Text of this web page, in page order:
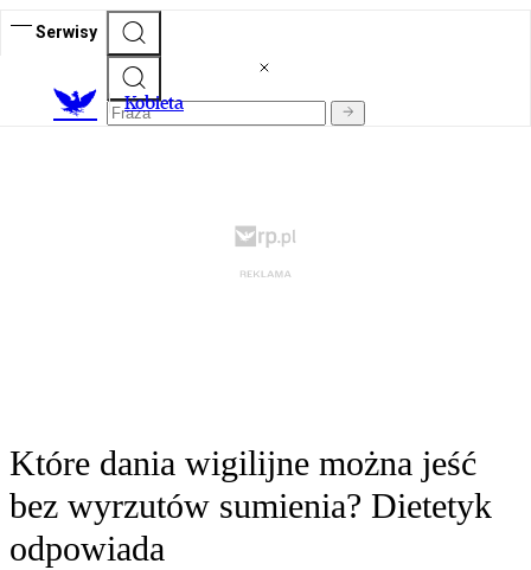
Serwisy
Kobieta
Które dania wigilijne można jeść
bez wyrzutów sumienia? Dietetyk
odpowiada